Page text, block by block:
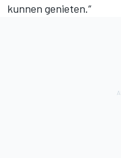
kunnen genieten.”